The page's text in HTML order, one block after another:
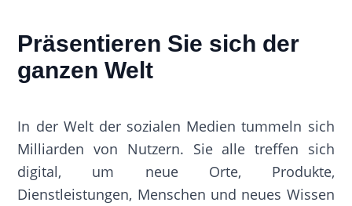
Präsentieren Sie sich der
ganzen Welt
In der Welt der sozialen Medien tummeln sich
Milliarden von Nutzern. Sie alle treffen sich
digital, um neue Orte, Produkte,
Dienstleistungen, Menschen und neues Wissen